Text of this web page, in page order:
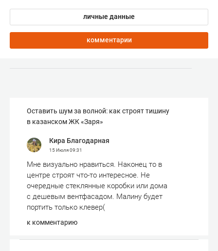
личные данные
комментарии
Оставить шум за волной: как строят тишину
в казанском ЖК «Заря»
Кира Благодарная
15 Июля09:31
Мне визуально нравиться. Наконец то в
центре строят что-то интересное. Не
очередные стеклянные коробки или дома
с дешевым вентфасадом. Малину будет
портить только клевер(
к комментарию